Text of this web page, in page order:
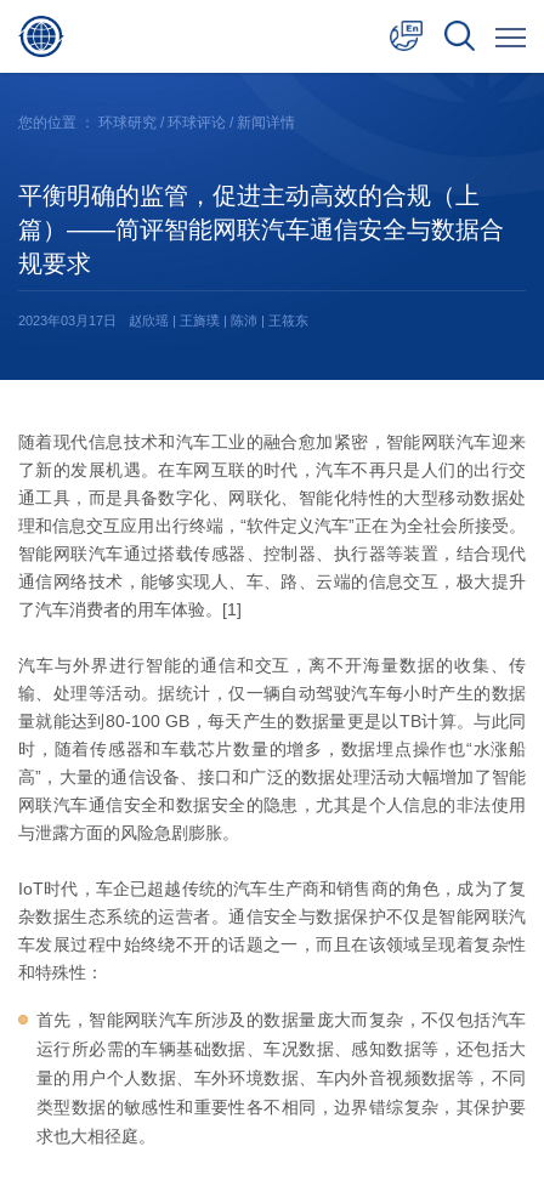
日本語
您的位置 ： 环球研究 / 环球评论 / 新闻详情
平衡明确的监管，促进主动高效的合规（上
篇）——简评智能网联汽车通信安全与数据合
规要求
2023年03月17日 赵欣瑶 | 王旖璞 | 陈沛 | 王筱东
随着现代信息技术和汽车工业的融合愈加紧密，智能网联汽车迎来
了新的发展机遇。在车网互联的时代，汽车不再只是人们的出行交
通工具，而是具备数字化、网联化、智能化特性的大型移动数据处
理和信息交互应用出行终端，“软件定义汽车”正在为全社会所接受。
智能网联汽车通过搭载传感器、控制器、执行器等装置，结合现代
通信网络技术，能够实现人、车、路、云端的信息交互，极大提升
了汽车消费者的用车体验。[1]
汽车与外界进行智能的通信和交互，离不开海量数据的收集、传
输、处理等活动。据统计，仅一辆自动驾驶汽车每小时产生的数据
量就能达到80-100 GB，每天产生的数据量更是以TB计算。与此同
时，随着传感器和车载芯片数量的增多，数据埋点操作也“水涨船
高”，大量的通信设备、接口和广泛的数据处理活动大幅增加了智能
网联汽车通信安全和数据安全的隐患，尤其是个人信息的非法使用
与泄露方面的风险急剧膨胀。
IoT时代，车企已超越传统的汽车生产商和销售商的角色，成为了复
杂数据生态系统的运营者。通信安全与数据保护不仅是智能网联汽
车发展过程中始终绕不开的话题之一，而且在该领域呈现着复杂性
和特殊性：
首先，智能网联汽车所涉及的数据量庞大而复杂，不仅包括汽车
运行所必需的车辆基础数据、车况数据、感知数据等，还包括大
量的用户个人数据、车外环境数据、车内外音视频数据等，不同
类型数据的敏感性和重要性各不相同，边界错综复杂，其保护要
求也大相径庭。